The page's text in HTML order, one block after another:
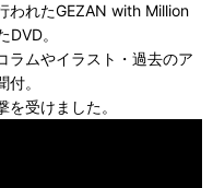
われたGEZAN with Million
。
ラムやイラスト・過去のア
。
受けました。